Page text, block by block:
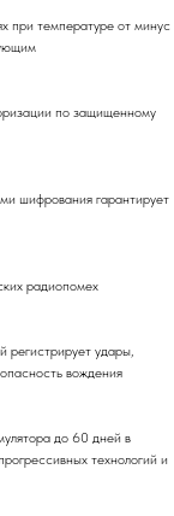
при температуре от минус
по защищенному
шифрования гарантирует
радиопомех
регистрирует удары,
вождения
до 60 дней в
технологий и